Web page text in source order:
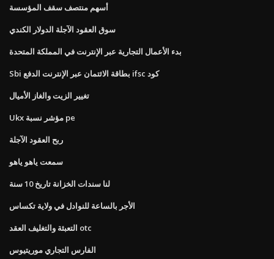
أسهم منتصف سقف المؤسسة
سوق العقود الآجلة الدولار الكندي
بدء الأعمال التجارية عبر الإنترنت في المملكة المتحدة
Sbi بطاقة الائتمان عبر الإنترنت الدفع ifsc كود
تغيير الزيت والغاز الأميال
Ukx مؤشر نسبة pe
ربح العقود الآجلة
سمعت ياهو ياهو
لنا سندات الخزانة تاريخ 10 سنة
الأجر بالساعة للنوادل في ولاية تكساس
التعبئة والتغليف العقد otc
الفارس التجاري موريتيوس